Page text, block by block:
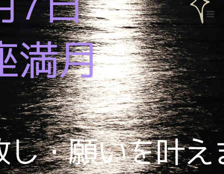
ホーム インスタ46
Warning : ltrim() expects parameter 1 to be string, object given
in/home/xs524725/reiki-kumamoto.com/public_html/wp-
includes/formatting.phpon line4343
インスタ46
2023.01.7